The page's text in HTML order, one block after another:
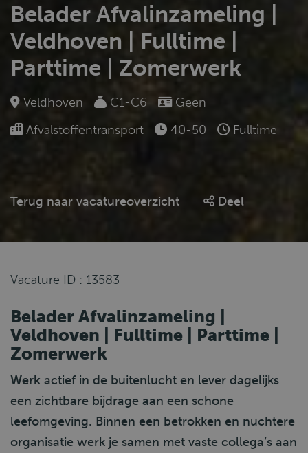
Belader Afvalinzameling |
Veldhoven | Fulltime |
Parttime | Zomerwerk
Veldhoven C1-C6
Geen
Afvalstoffentransport
40-50 Fulltime
Terug naar vacatureoverzicht Deel
Vacature ID : 13583
Belader Afvalinzameling |
Veldhoven | Fulltime | Parttime |
Zomerwerk
Werk actief in de buitenlucht en lever dagelijks
een zichtbare bijdrage aan een schone
leefomgeving. Binnen een betrokken en nuchtere
organisatie werk je samen met vaste collega’s aan